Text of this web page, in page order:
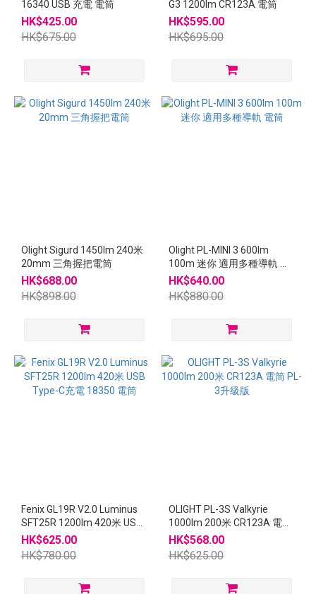
16340 USB 充電 電筒
HK$425.00
HK$675.00
G3 1200lm CR123A 電筒
HK$595.00
HK$695.00
Olight Sigurd 1450lm 240米
20mm 三角握把電筒
HK$688.00
HK$898.00
Olight PL-MINI 3 600lm
100m 迷你 適用多種導軌 電
筒
HK$640.00
HK$880.00
Fenix GL19R V2.0 Luminus
SFT25R 1200lm 420米 USB
Type-C充電 18350 電筒
HK$625.00
HK$780.00
OLIGHT PL-3S Valkyrie
1000lm 200米 CR123A 電筒
PL-3升級版
HK$568.00
HK$625.00